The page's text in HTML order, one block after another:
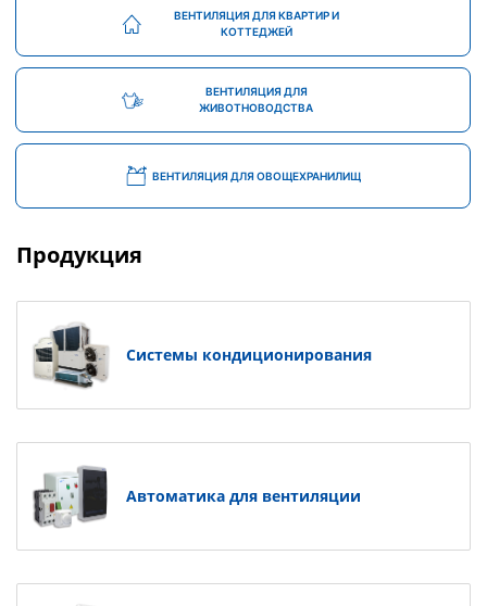
ВЕНТИЛЯЦИЯ ДЛЯ КВАРТИР И
КОТТЕДЖЕЙ
ВЕНТИЛЯЦИЯ ДЛЯ
ЖИВОТНОВОДСТВА
ВЕНТИЛЯЦИЯ ДЛЯ ОВОЩЕХРАНИЛИЩ
Продукция
Системы кондиционирования
Автоматика для вентиляции